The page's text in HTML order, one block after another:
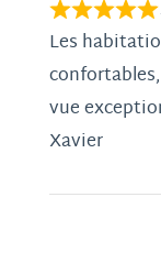
Les
vue
Xavier